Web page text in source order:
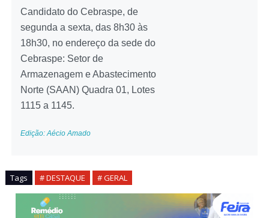
Candidato do Cebraspe, de
segunda a sexta, das 8h30 às
18h30, no endereço da sede do
Cebraspe: Setor de
Armazenagem e Abastecimento
Norte (SAAN) Quadra 01, Lotes
1115 a 1145.
Edição: Aécio Amado
Tags # DESTAQUE # GERAL